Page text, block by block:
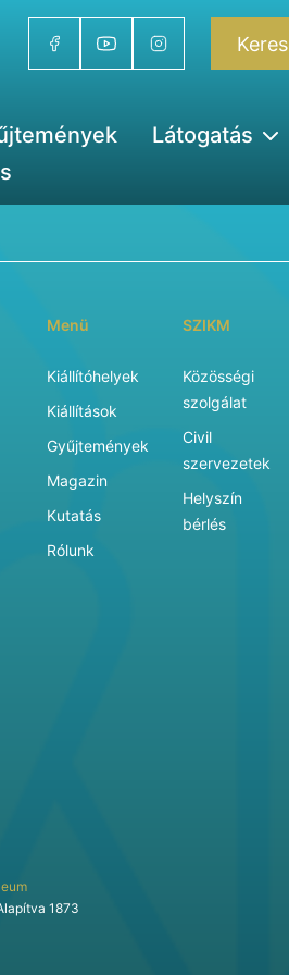
Látogatás
Menü
Kiállítóhelyek
Kiállítások
Gyűjtemények
Magazin
Kutatás
Rólunk
SZIKM
Közösségi
szolgálat
Civil
szervezetek
Helyszín
bérlés
1873